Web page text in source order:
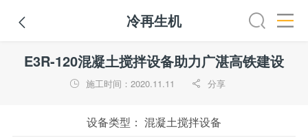
 冷再生机
装载机 挖掘机 铣刨机 摊铺机 冷再生机 吊管机
E3R-120混凝土搅拌设备助力广湛高铁建设
 施工时间：2020.11.11  分享
设备类型： 混凝土搅拌设备